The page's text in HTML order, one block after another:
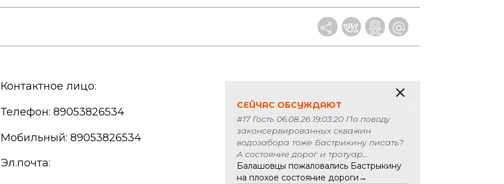
>
СЕЙЧАС ОБСУЖДАЮТ
#17 Гость 06.08.26 19:03:20 По поводу
законсервированных скважин
водозабора тоже Бастрикину писать?
А состояние дорог и тротуар...
Балашовцы пожаловались Бастрыкину
на плохое состояние дороги→
Контактное лицо:
Телефон: 89053826534
Мобильный: 89053826534
Эл.почта: